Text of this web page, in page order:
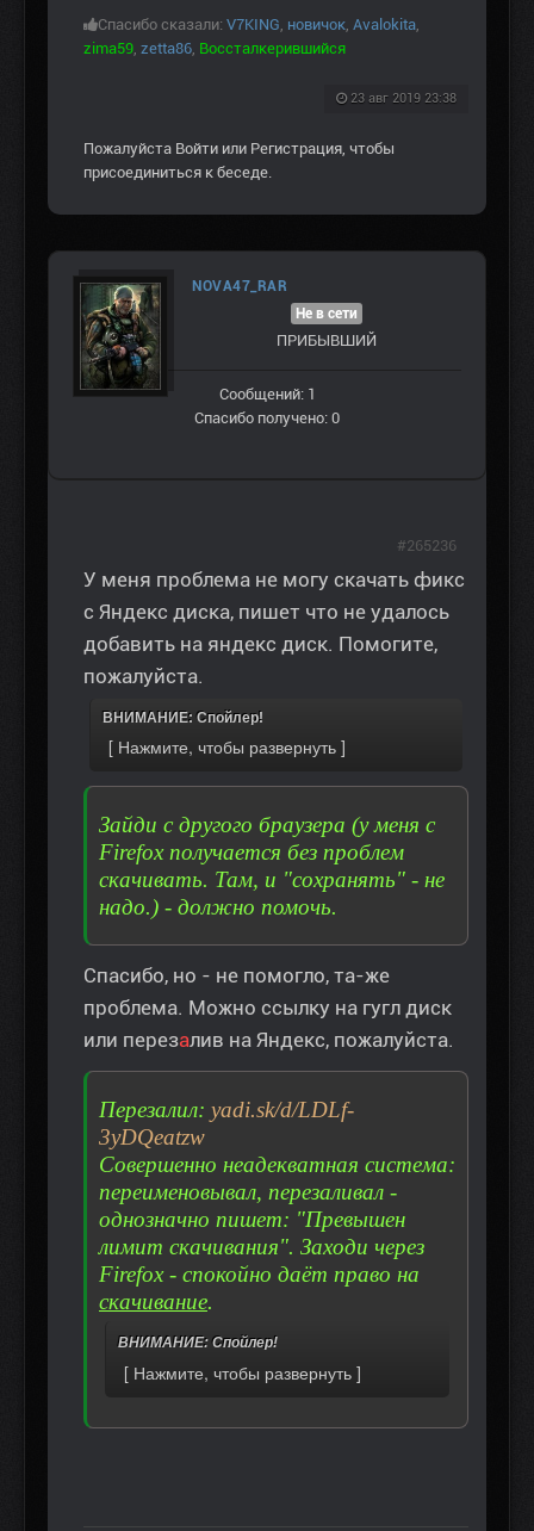
Спасибо сказали: V7KING новичок Avalokita
zima59 zetta86 Воссталкерившийся
23 авг 2019 23:38
Пожалуйста Войти или Регистрация , чтобы
присоединиться к беседе.
NOVA47_RAR
Не в сети
ПРИБЫВШИЙ
Сообщений: 1
Спасибо получено: 0
У меня проблема не могу скачать фикс
с Яндекс диска, пишет что не удалось
добавить на яндекс диск. Помогите,
пожалуйста.
ВНИМАНИЕ: Спойлер!
Зайди с другого браузера (у меня с
Firefox получается без проблем
скачивать. Там, и "сохранять" - не
надо.) - должно помочь.
Спасибо, но - не помогло, та-же
проблема. Можно ссылку на гугл диск
или перезалив на Яндекс, пожалуйста.
Перезалил: yadi.sk/d/LDLf-
3yDQeatzw
Совершенно неадекватная система:
переименовывал, перезаливал -
однозначно пишет: "Превышен
лимит скачивания". Заходи через
Firefox - спокойно даёт право на
скачивание.
ВНИМАНИЕ: Спойлер!
#265236